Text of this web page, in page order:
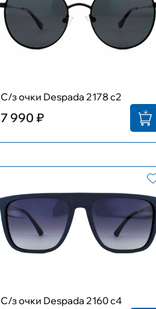
С/з очки Despada 2178 c2
7 990 ₽
С/з очки Despada 2160 c4